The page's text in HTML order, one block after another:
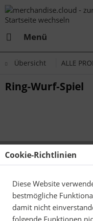
Menü
Übersicht ALLE
Ring-Wurf-Spiel
Cookie-Richtlinien
Diese Website
bestmögliche
damit nicht
folgende Funktionen